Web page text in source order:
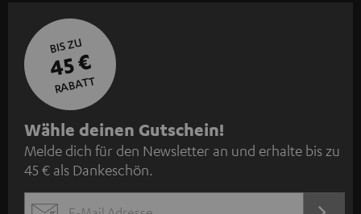
BIS ZU
45 €
RABATT
N
e
w
s
Wähle deinen Gutschein!
Melde dich für den Newsletter an und erhalte bis zu
45 € als Dankeschön.